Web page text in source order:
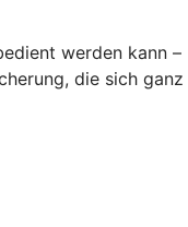
werden kann –
die sich ganz